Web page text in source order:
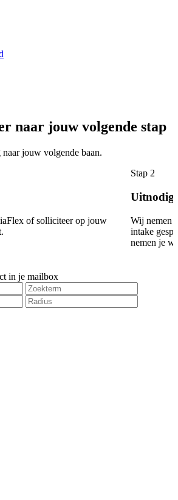
naar jouw volgende stap
jouw volgende baan.
of solliciteer op jouw
Stap 2
Wij nemen
intake
nemen je
in je mailbox